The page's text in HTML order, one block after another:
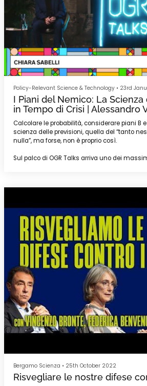
Policy-Relevant Science & Technology • 23rd
I Piani del Nemico: La
in Tempo di Crisi | Alessandro
Calcolare le probabilità, considerare piani B
scienza delle previsioni, quella del “tanto
nulla”, ma forse, non è proprio così.
Sul palco di OGR Talks arriva uno dei
probabilità il direttore del Northeastern
Boston racconta la sua partita contro il
funzionano le predizioni scientifiche.
SPEAKER
Alessandro Vespignani, nato a Roma nel
esperti mondiali di modelli epidemiologici e
Laureato in Fisica a Roma, ha lavorato in
ricerca a Yale, Leida, Trieste, Parigi,
Attualmente vive a Boston, dove è
University di cui dirige il Network Science
Fondazione ISI.
Con il suo team di lavoro ha contribuito alla
delle epidemie di Ebola, Sars e Zika. Dal
l’OMS, il CDC, la Casa Bianca e altre
Bergamo Scienza • 25th October 2022
Risvegliare le nostre difese